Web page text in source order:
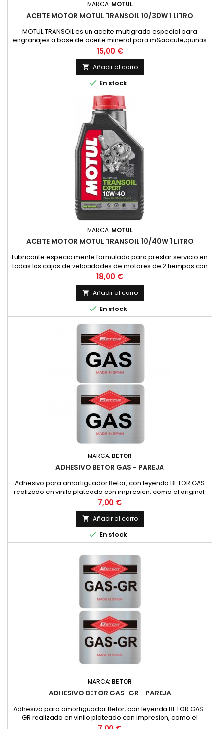
MARCA: MOTUL
ACEITE MOTOR MOTUL TRANSOIL 10/30W 1 LITRO
MOTUL TRANSOIL es un aceite multigrado especial para
engranajes a base de aceite mineral para m&aacute;quinas
de dos tiempos con lubricaci&oacute;n separada de los
engranajes. Corresponde a la recomendaci&oacute;n de
YAMAHA para estas transmisiones.ESPECIFICACIONES /
NORMAS:NORMAS: SAE 10W-30VENTAJAS ESPECIALES:- Permite
un cambio de marchas f&aacute;cil...
Precio
15,00 €
 Añadir al carro
 En stock
MARCA: MOTUL
ACEITE MOTOR MOTUL TRANSOIL 10/40W 1 LITRO
Lubricante especialmente formulado para prestar servicio en
todas las cajas de velocidades de motores de 2 tiempos con
embrague sumergido, donde el constructor recomienda un
lubricante de viscosidad SAE 10W40 y API GL4. (HONDA,
YAMAHA, SUZUKI, KAWASAKI, ETC.).Asimismo, es
recomendable su uso en todos los grupos de finales de
ciclomotores y scooters con...
Precio
18,00 €
 Añadir al carro
 En stock
MARCA: BETOR
ADHESIVO BETOR GAS - PAREJA
Adhesivo para amortiguador Betor, con leyenda BETOR GAS
realizado en vinilo plateado con impresion, como el original.
PRECIO POR PAREJA
Precio
7,00 €
 Añadir al carro
 En stock
MARCA: BETOR
ADHESIVO BETOR GAS-GR - PAREJA
Adhesivo para amortiguador Betor, con leyenda BETOR GAS-
GR realizado en vinilo plateado con impresion, como el
original. PRECIO POR PAREJA